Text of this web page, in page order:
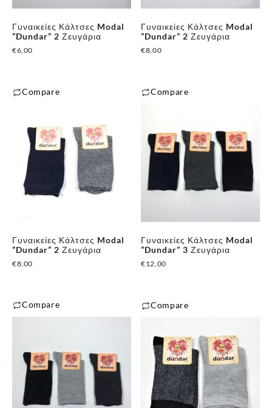
Γυναικείες Κάλτσες Modal
”Dundar” 2 Ζευγάρια
€6,00
Compare
Γυναικείες Κάλτσες Modal
”Dundar” 2 Ζευγάρια
€8,00
Compare
Γυναικείες Κάλτσες Modal
”Dundar” 2 Ζευγάρια
€8,00
Compare
Γυναικείες Κάλτσες Modal
”Dundar” 3 Ζευγάρια
€12,00
Compare